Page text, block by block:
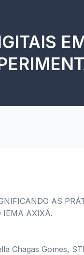
AS
IEMA AXIXÁ.
Chagas Gomes,